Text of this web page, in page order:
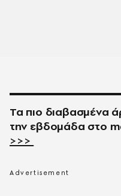
Τα πιο διαβασμένα
την εβδομάδα στο
>>>